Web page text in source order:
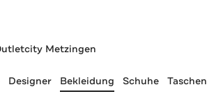
Metzingen
Designer Bekleidung Schuhe Taschen